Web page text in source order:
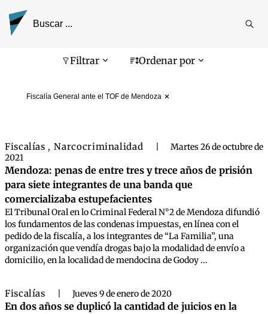
Filtrar Ordenar por
Fiscalía General ante el TOF de Mendoza
Pantalla de búsqueda
Fiscalías , Narcocriminalidad
Martes 26 de octubre de
2021
Mendoza: penas de entre tres y trece años de prisión
para siete integrantes de una banda que
comercializaba estupefacientes
El Tribunal Oral en lo Criminal Federal N°2 de Mendoza difundió
los fundamentos de las condenas impuestas, en línea con el
pedido de la fiscalía, a los integrantes de “La Familia”, una
organización que vendía drogas bajo la modalidad de envío a
domicilio, en la localidad de mendocina de Godoy ...
Fiscalías Jueves 9 de enero de 2020
En dos años se duplicó la cantidad de juicios en la